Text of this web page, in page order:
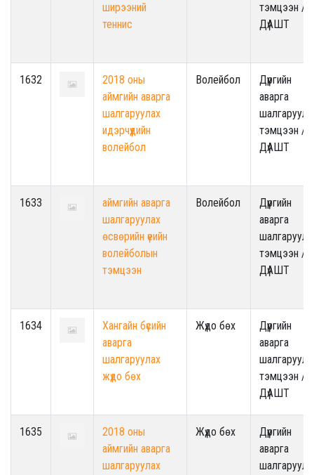
ширээний
теннис
тэмцээн /
ДүАШТ
1632
2018 оны
аймгийн аварга
шалгаруулах
идэрчүүдийн
волейбол
Волейбол
Дүүргийн
аварга
тэмцээн /
ДүАШТ
1633
аймгийн аварга
шалгаруулах
өсвөрийн үеийн
волейболын
тэмцээн
Волейбол
Дүүргийн
аварга
тэмцээн /
ДүАШТ
1634
Хангайн бүсийн
аварга
шалгаруулах
жүдо бөх
Жүдо бөх
Дүүргийн
аварга
тэмцээн /
ДүАШТ
1635
2018 оны
аймгийн аварга
шалгаруулах
Жүдо бөх
Дүүргийн
аварга